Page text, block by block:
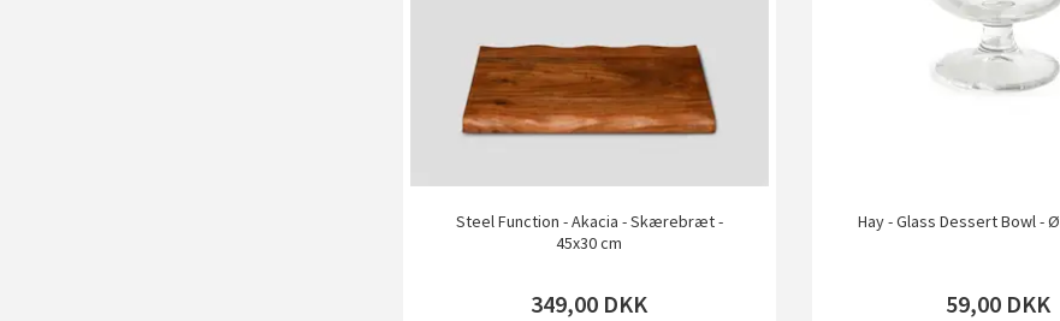
Steel Function - Akacia - Skærebræt -
45x30 cm
349,00 DKK
Hay - Glass Dessert Bowl -
59,00 DKK